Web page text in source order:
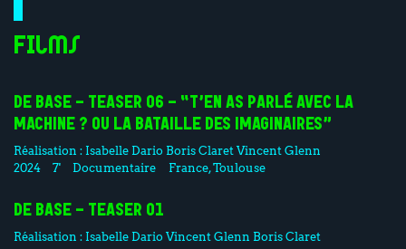
Films
DE BASE - TEASER 06 - “T’EN AS PARLÉ AVEC LA
MACHINE ? OU LA BATAILLE DES IMAGINAIRES”
Réalisation : Isabelle Dario Boris Claret Vincent Glenn
2024
7' Documentaire France, Toulouse
DE BASE - TEASER 01
Réalisation : Isabelle Dario Vincent Glenn Boris Claret